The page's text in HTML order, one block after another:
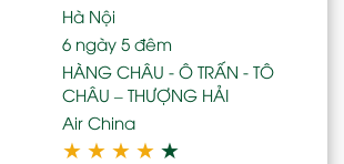
Hà Nội
6 ngày 5 đêm
HÀNG CHÂU - Ô TRẤN - TÔ
CHÂU – THƯỢNG HẢI
Air China
★ ★ ★ ★ ★